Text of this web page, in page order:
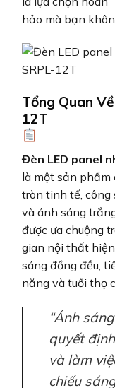
hảo mà bạn
Tổng Quan
12T
Đèn LED panel
là một sản phẩm
tròn tinh tế, công
và ánh sáng
được ưa chuộng
gian nội thất
sáng đồng đều,
năng và tuổi thọ
“Ánh
quyết
và làm
chiếu